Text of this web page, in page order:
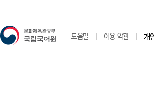
도움말 이용 약관 개